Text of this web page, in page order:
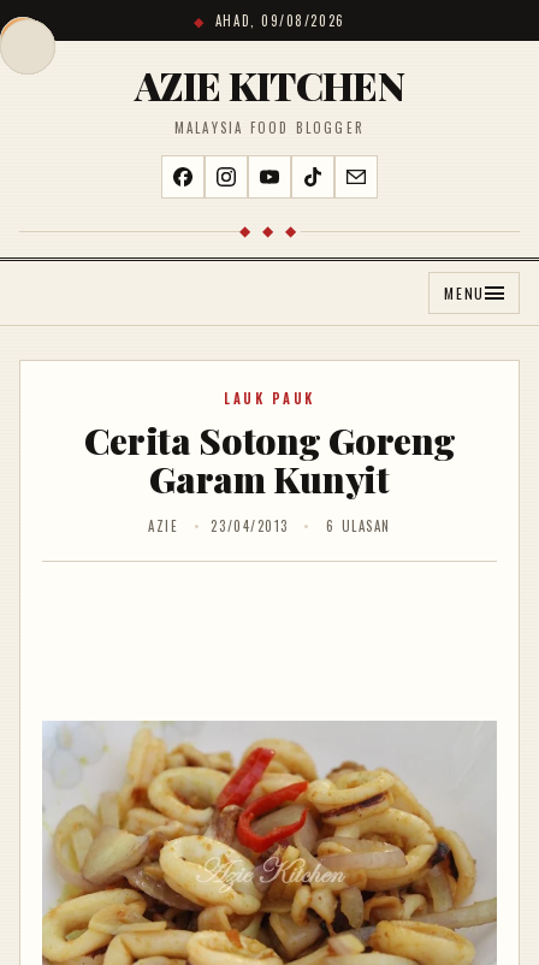
AHAD, 09/08/2026
AZIE KITCHEN
MALAYSIA FOOD BLOGGER
◆ ◆ ◆
MENU
LAUK PAUK
Cerita Sotong Goreng
Garam Kunyit
AZIE 23/04/2013 6 ULASAN